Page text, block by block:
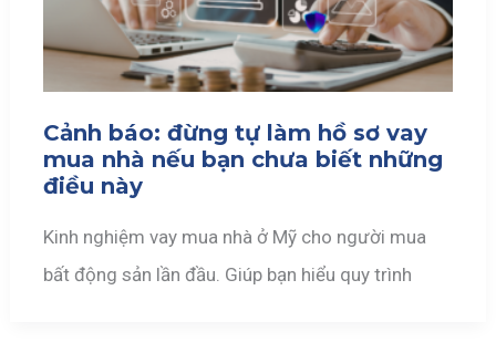
Cảnh báo: đừng tự làm hồ sơ vay
mua nhà nếu bạn chưa biết những
điều này
Kinh nghiệm vay mua nhà ở Mỹ cho người mua
bất động sản lần đầu. Giúp bạn hiểu quy trình